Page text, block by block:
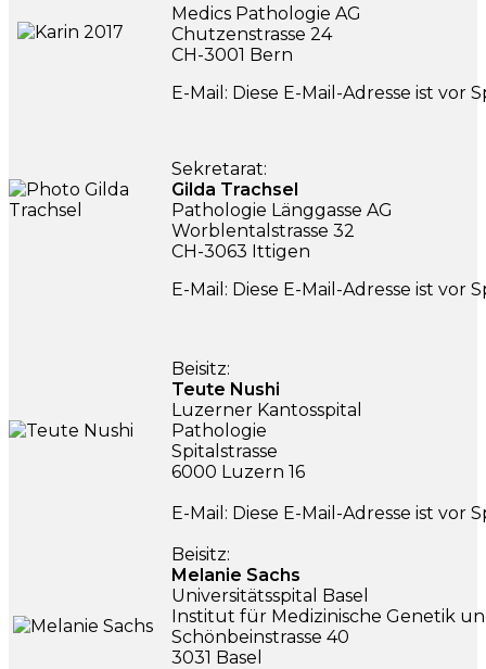
Medics Pathologie AG
Chutzenstrasse 24
CH-3001 Bern
E-Mail: Diese E-Mail-Adresse ist vor
Sekretarat:
Gilda Trachsel
Pathologie Länggasse AG
Worblentalstrasse 32
CH-3063 Ittigen
E-Mail: Diese E-Mail-Adresse ist vor
Beisitz:
Teute Nushi
Luzerner Kantosspital
Pathologie
Spitalstrasse
6000 Luzern 16
E-Mail: Diese E-Mail-Adresse ist vor
Beisitz:
Melanie Sachs
Universitätsspital Basel
Institut für Medizinische Genetik
Schönbeinstrasse 40
3031 Basel